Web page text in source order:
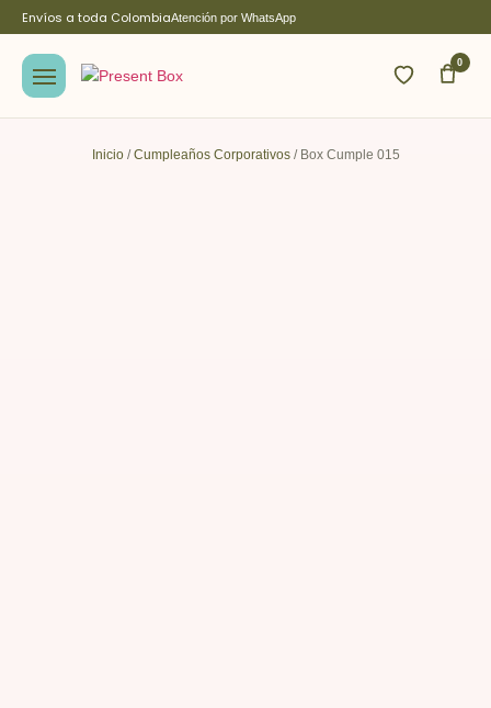
Envíos a toda ColombiaAtención por WhatsApp
0
Inicio/Cumpleaños Corporativos/ Box Cumple 015